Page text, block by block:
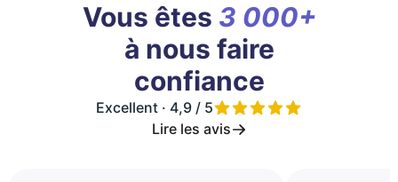
Vous êtes 3 000+
à nous faire
confiance
Excellent · 4,9 / 5
Lire les avis